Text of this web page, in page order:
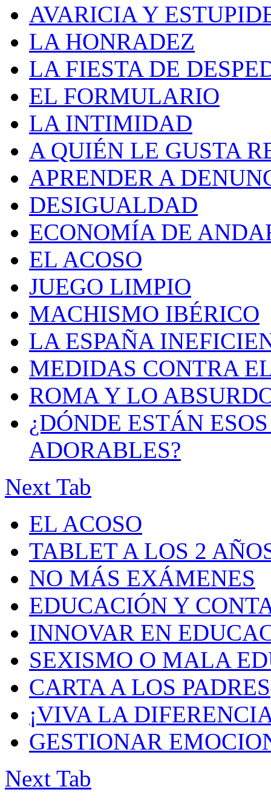
AVARICIA Y
LA HONRADEZ
LA FIESTA DE
EL FORMULARIO
LA INTIMIDAD
A QUIÉN LE GUSTA
APRENDER A
DESIGUALDAD
ECONOMÍA DE
EL ACOSO
JUEGO LIMPIO
MACHISMO IBÉRICO
LA ESPAÑA
MEDIDAS CONTRA
ROMA Y LO
¿DÓNDE ESTÁN
ADORABLES?
Next Tab
EL ACOSO
TABLET A LOS 2
NO MÁS EXÁMENES
EDUCACIÓN Y
INNOVAR EN
SEXISMO O MALA
CARTA A LOS PADRES
¡VIVA LA
GESTIONAR
Next Tab